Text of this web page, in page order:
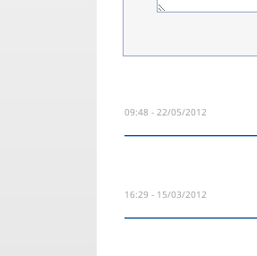
22/05/2012 - 09:48
15/03/2012 - 16:29